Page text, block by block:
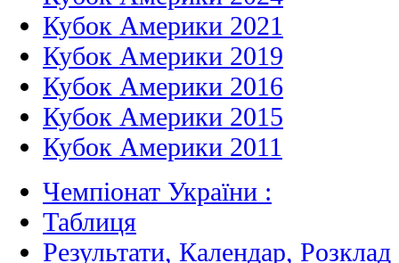
Кубок Америки 2021
Кубок Америки 2019
Кубок Америки 2016
Кубок Америки 2015
Кубок Америки 2011
Чемпіонат України :
Таблиця
Результати, Календар, Poзклад